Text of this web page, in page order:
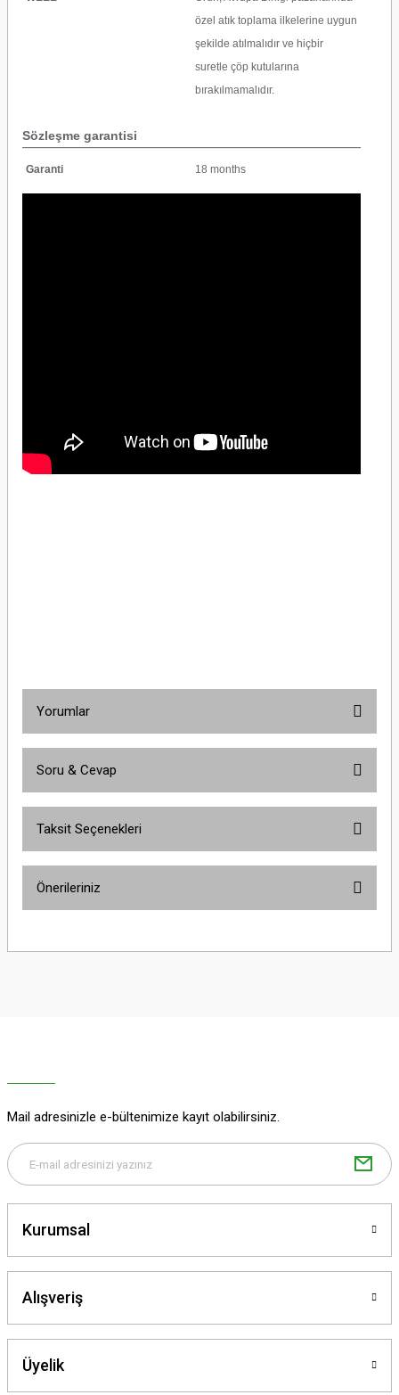
özel atık toplama ilkelerine uygun
şekilde atılmalıdır ve hiçbir
suretle çöp kutularına
bırakılmamalıdır.
Sözleşme garantisi
Garanti 18 months
Yorumlar
Soru & Cevap
Taksit Seçenekleri
Önerileriniz
yetersiz gördüğünüz noktaları öneri formunu kullanarak tarafımıza
Bu ürüne benzer farklı alternatifler olmalı.
Mail adresinizle e-bültenimize kayıt olabilirsiniz.
Kurumsal
Alışveriş
Üyelik